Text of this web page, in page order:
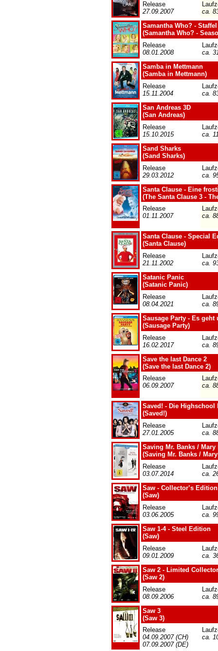
Release
27.09.2007
ca.
Samantha Who? - Staffel
(Samantha Who? -
Release
08.01.2008
ca.
Samba in Mettmann
(Samba in Mettmann)
Release
15.11.2004
ca.
San Andreas 3D
(San Andreas)
Release
15.10.2015
ca.
Sand Sharks
(Sand Sharks)
Release
29.03.2012
ca.
Santa Clause - Eine
(The Santa Clause 3 -
Release
01.11.2007
ca.
Santa Clause - Special
(Santa Clause)
Release
21.11.2002
ca.
Satanic Panic
(Satanic Panic)
Release
08.04.2021
ca.
Sausage Party - Es geht
(Sausage Party)
Release
16.02.2017
ca.
Save the last Dance 2
(Save the last Dance 2)
Release
06.09.2007
ca.
Saved! - Die
(Saved!)
Release
27.01.2005
ca.
Saving Mr. Banks /
(Saving Mr. Banks /
Release
03.07.2014
ca.
Saw - Collector’s Edition
(Saw)
Release
03.06.2005
ca.
Saw 1-4 - Steel Edition
(Saw)
Release
09.01.2009
ca.
Saw 2 - Limited
(Saw 2)
Release
08.09.2006
ca.
Saw 3
(Saw 3)
Release
04.09.2007 (CH)
07.09.2007 (DE)
ca.